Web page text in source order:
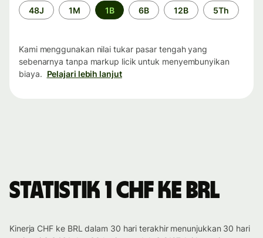
Periode
waktu
48J 1M 1B 6B 12B 5Th
Kami menggunakan nilai tukar pasar tengah yang
sebenarnya tanpa markup licik untuk menyembunyikan
biaya. Pelajari lebih lanjut
Statistik 1 CHF ke BRL
Kinerja CHF ke BRL dalam 30 hari terakhir menunjukkan 30 hari